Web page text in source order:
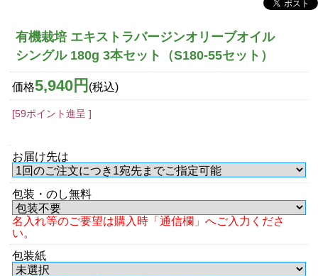
有機栽培 エキストラバージンオリーブオイル
シングル 180g 3本セット（S180-55セット）
価格5,940円 (税込)
[59ポイント進呈 ]
お届け先は
包装・のし無料
名入れ等のご要望は購入時「通信欄」へご入力くださ
い。
包装紙